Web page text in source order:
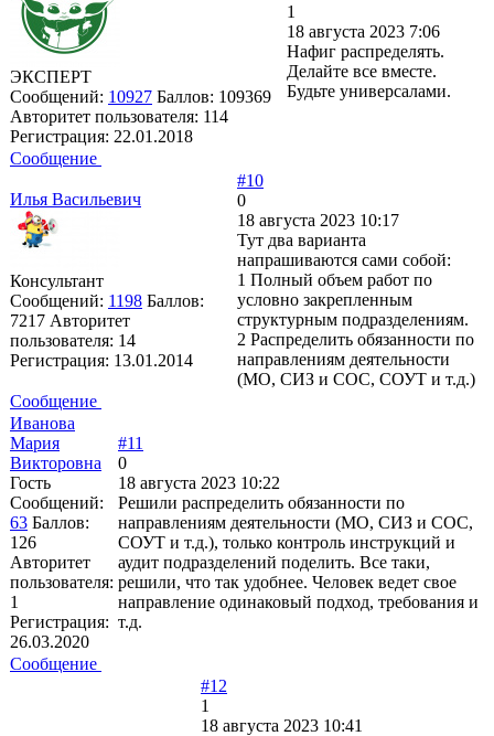
ЭКСПЕРТ
Сообщений: 10927 Баллов: 109369
Авторитет пользователя: 114
Регистрация: 22.01.2018
1
18 августа 2023 7:06
Нафиг распределять.
Делайте все вместе.
Будьте универсалами.
Сообщение
Илья Васильевич
Консультант
Сообщений: 1198 Баллов:
7217 Авторитет
пользователя: 14
Регистрация: 13.01.2014
#10
0
18 августа 2023 10:17
Тут два варианта
напрашиваются сами собой:
1 Полный объем работ по
условно закрепленным
структурным подразделениям.
2 Распределить обязанности по
направлениям деятельности
(МО, СИЗ и СОС, СОУТ и т.д.)
Сообщение
Иванова
Мария
Викторовна
Гость
Сообщений:
63 Баллов:
126
Авторитет
пользователя:
1
Регистрация:
26.03.2020
#11
0
18 августа 2023 10:22
Решили распределить обязанности по
направлениям деятельности (МО, СИЗ и СОС,
СОУТ и т.д.), только контроль инструкций и
аудит подразделений поделить. Все таки,
решили, что так удобнее. Человек ведет свое
направление одинаковый подход, требования и
т.д.
Сообщение
#12
1
18 августа 2023 10:41